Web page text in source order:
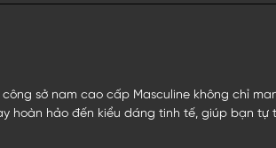
công sở nam cao cấp Masculine không chỉ
hoàn hảo đến kiểu dáng tinh tế, giúp bạn